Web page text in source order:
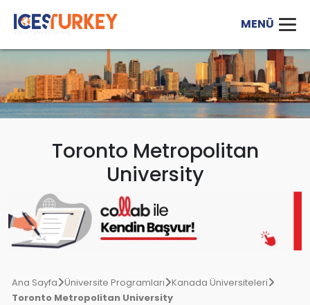
Toronto Metropolitan
University
Ana Sayfa Üniversite Programları Kanada Üniversiteleri
Toronto Metropolitan University